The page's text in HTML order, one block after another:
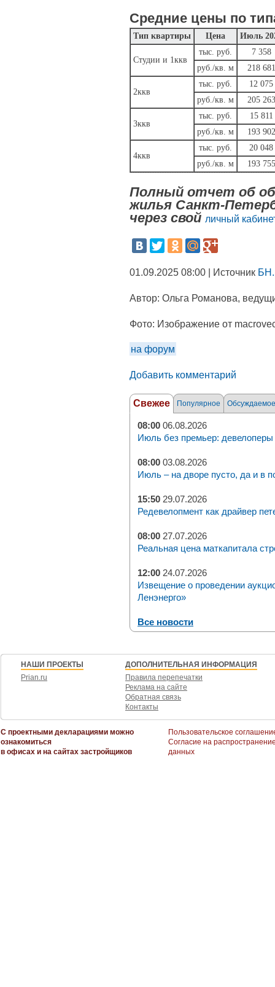
Средние цены по
Тип квартиры Цена Июль
Студии и 1ккв
тыс. руб.
7 358
руб./кв. м
218 681
2ккв
тыс. руб.
12 075
руб./кв. м
205 263
3ккв
тыс. руб.
15 811
руб./кв. м
193 902
4ккв
тыс. руб.
20 048
руб./кв. м
193 755
Полный отчет об
жилья Санкт-
через свой личный
01.09.2025 08:00 | Источник
Автор: Ольга Романова,
Фото: Изображение от
на форум
Добавить комментарий
Свежее Популярное Обсуждаемое
08:00 06.08.2026
Июль без премьер: девелоперы
08:00 03.08.2026
Июль – на дворе пусто, да и в
15:50 29.07.2026
Редевелопмент как драйвер
08:00 27.07.2026
Реальная цена маткапитала
12:00 24.07.2026
Извещение о проведении
Ленэнерго»
Все новости
НАШИ ПРОЕКТЫ
Prian.ru
ДОПОЛНИТЕЛЬНАЯ ИНФОРМАЦИЯ
Правила перепечатки
Реклама на сайте
Обратная связь
Контакты
С проектными декларациями можно
ознакомиться
в офисах и на сайтах застройщиков
Пользовательское
Согласие на
данных